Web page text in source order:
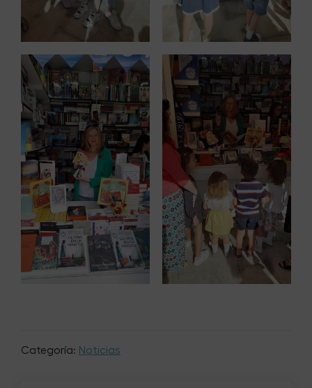
Categoría: Noticias